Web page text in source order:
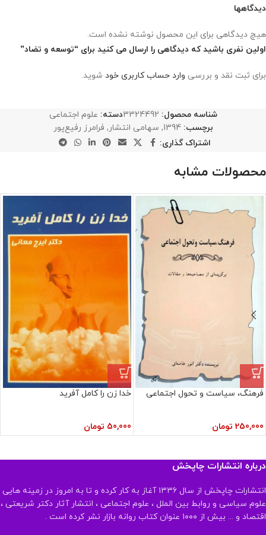
دیدگاهها
هیچ دیدگاهی برای این محصول نوشته نشده است.
اولین نفری باشید که دیدگاهی را ارسال می کنید برای “توسعه و تضاد”
برای ثبت نقد و بررسی وارد حساب کاربری خود شوید.
شناسه محصول: 3324492دسته: علوم اجتماعی
برچسب: 1394
, سهامی انتشار, فرامرز رفیع‌پور
اشتراک گذاری:
محصولات مشابه
فرهنگ، سیاست و تحول اجتماعی
250,000 تومان
خدا زن را کامل آفرید
50,000 تومان
درباره انتشارات چاپخش
انتشارات چاپخش از سال ۱۳۳۶ آغاز به کار کرده و تا به امروز در زمینه هایی
علوم سیاسی و روابط بین الملل ، علوم اجتماعی ، انتشار آثار دکتر شریعتی ،
اقتصاد و ... بیش از ۱۰۰۰ عنوان کتاب روانه بازار نشر کرده است .